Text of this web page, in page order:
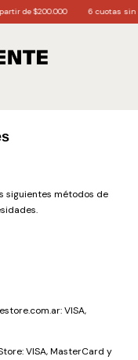
de $200.000 6 cuotas sin
siguientes métodos de
VISA,
VISA, MasterCard y